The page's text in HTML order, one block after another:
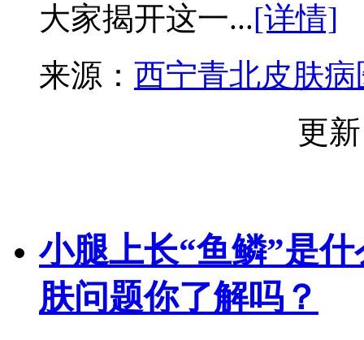
大家揭开这一...[详情]
来源： 西宁青北皮肤病
更
小腿上长“鱼鳞”是
肤问题你了解吗？